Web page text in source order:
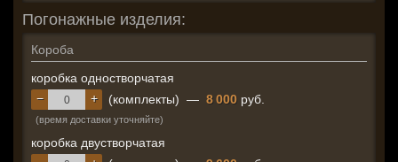
Погонажные изделия:
Короба
коробка одностворчатая
+
− (комплекты) — 8 000 руб.
(время доставки уточняйте)
коробка двустворчатая